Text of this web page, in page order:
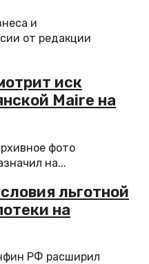
и
от редакции
иск
Maire на
фото
на...
льготной
на
РФ расширил